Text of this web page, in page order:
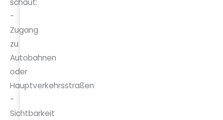
schaut:
-
Zugang
zu
Autobahnen
oder
Hauptverkehrsstraßen
-
Sichtbarkeit